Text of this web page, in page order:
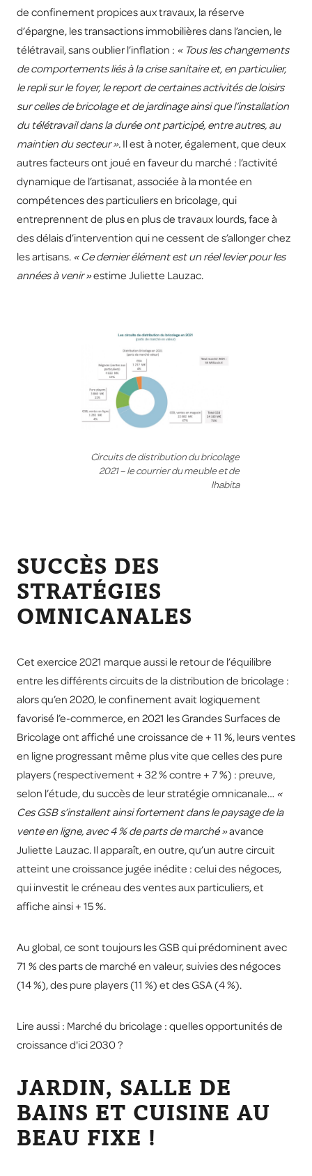
de confinement propices aux travaux, la réserve
d’épargne, les transactions immobilières dans l’ancien, le
télétravail, sans oublier l’inflation : « Tous les changements
de comportements liés à la crise sanitaire et, en particulier,
le repli sur le foyer, le report de certaines activités de loisirs
sur celles de bricolage et de jardinage ainsi que l’installation
du télétravail dans la durée ont participé, entre autres, au
maintien du secteur ». Il est à noter, également, que deux
autres facteurs ont joué en faveur du marché : l’activité
dynamique de l’artisanat, associée à la montée en
compétences des particuliers en bricolage, qui
entreprennent de plus en plus de travaux lourds, face à
des délais d’intervention qui ne cessent de s’allonger chez
les artisans. « Ce dernier élément est un réel levier pour les
années à venir »estime Juliette Lauzac.
Circuits de distribution du bricolage
2021 – le courrier du meuble et de
lhabita
SUCCÈS DES
STRATÉGIES
OMNICANALES
Cet exercice 2021 marque aussi le retour de l’équilibre
entre les différents circuits de la distribution de bricolage :
alors qu’en 2020, le confinement avait logiquement
favorisé l’e-commerce, en 2021 les Grandes Surfaces de
Bricolage ont affiché une croissance de + 11 %, leurs ventes
en ligne progressant même plus vite que celles des pure
players (respectivement + 32 % contre + 7 %) : preuve,
selon l’étude, du succès de leur stratégie omnicanale… «
Ces GSB s’installent ainsi fortement dans le paysage de la
vente en ligne, avec 4 % de parts de marché »avance
Juliette Lauzac. Il apparaît, en outre, qu’un autre circuit
atteint une croissance jugée inédite : celui des négoces,
qui investit le créneau des ventes aux particuliers, et
affiche ainsi + 15 %.
Au global, ce sont toujours les GSB qui prédominent avec
71 % des parts de marché en valeur, suivies des négoces
(14 %), des pure players (11 %) et des GSA (4 %).
Lire aussi : Marché du bricolage : quelles opportunités de
croissance d'ici 2030 ?
JARDIN, SALLE DE
BAINS ET CUISINE AU
BEAU FIXE !